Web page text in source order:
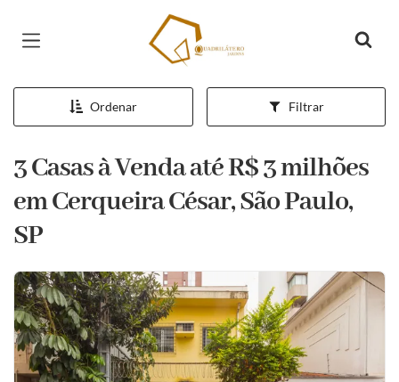
Página inicial
Ordenar Filtrar
3 Casas à Venda até R$ 3 milhões
em Cerqueira César, São Paulo,
SP